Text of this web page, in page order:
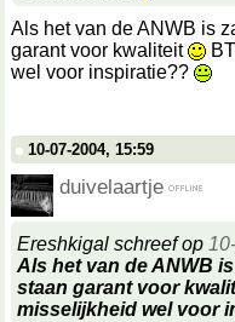
Als het van de ANWB is
garant voor kwaliteit
wel voor inspiratie??
10-07-2004, 15:59
duivelaartje
Ereshkigal schreef op
Als het van de ANWB
staan garant voor
misselijkheid wel voor